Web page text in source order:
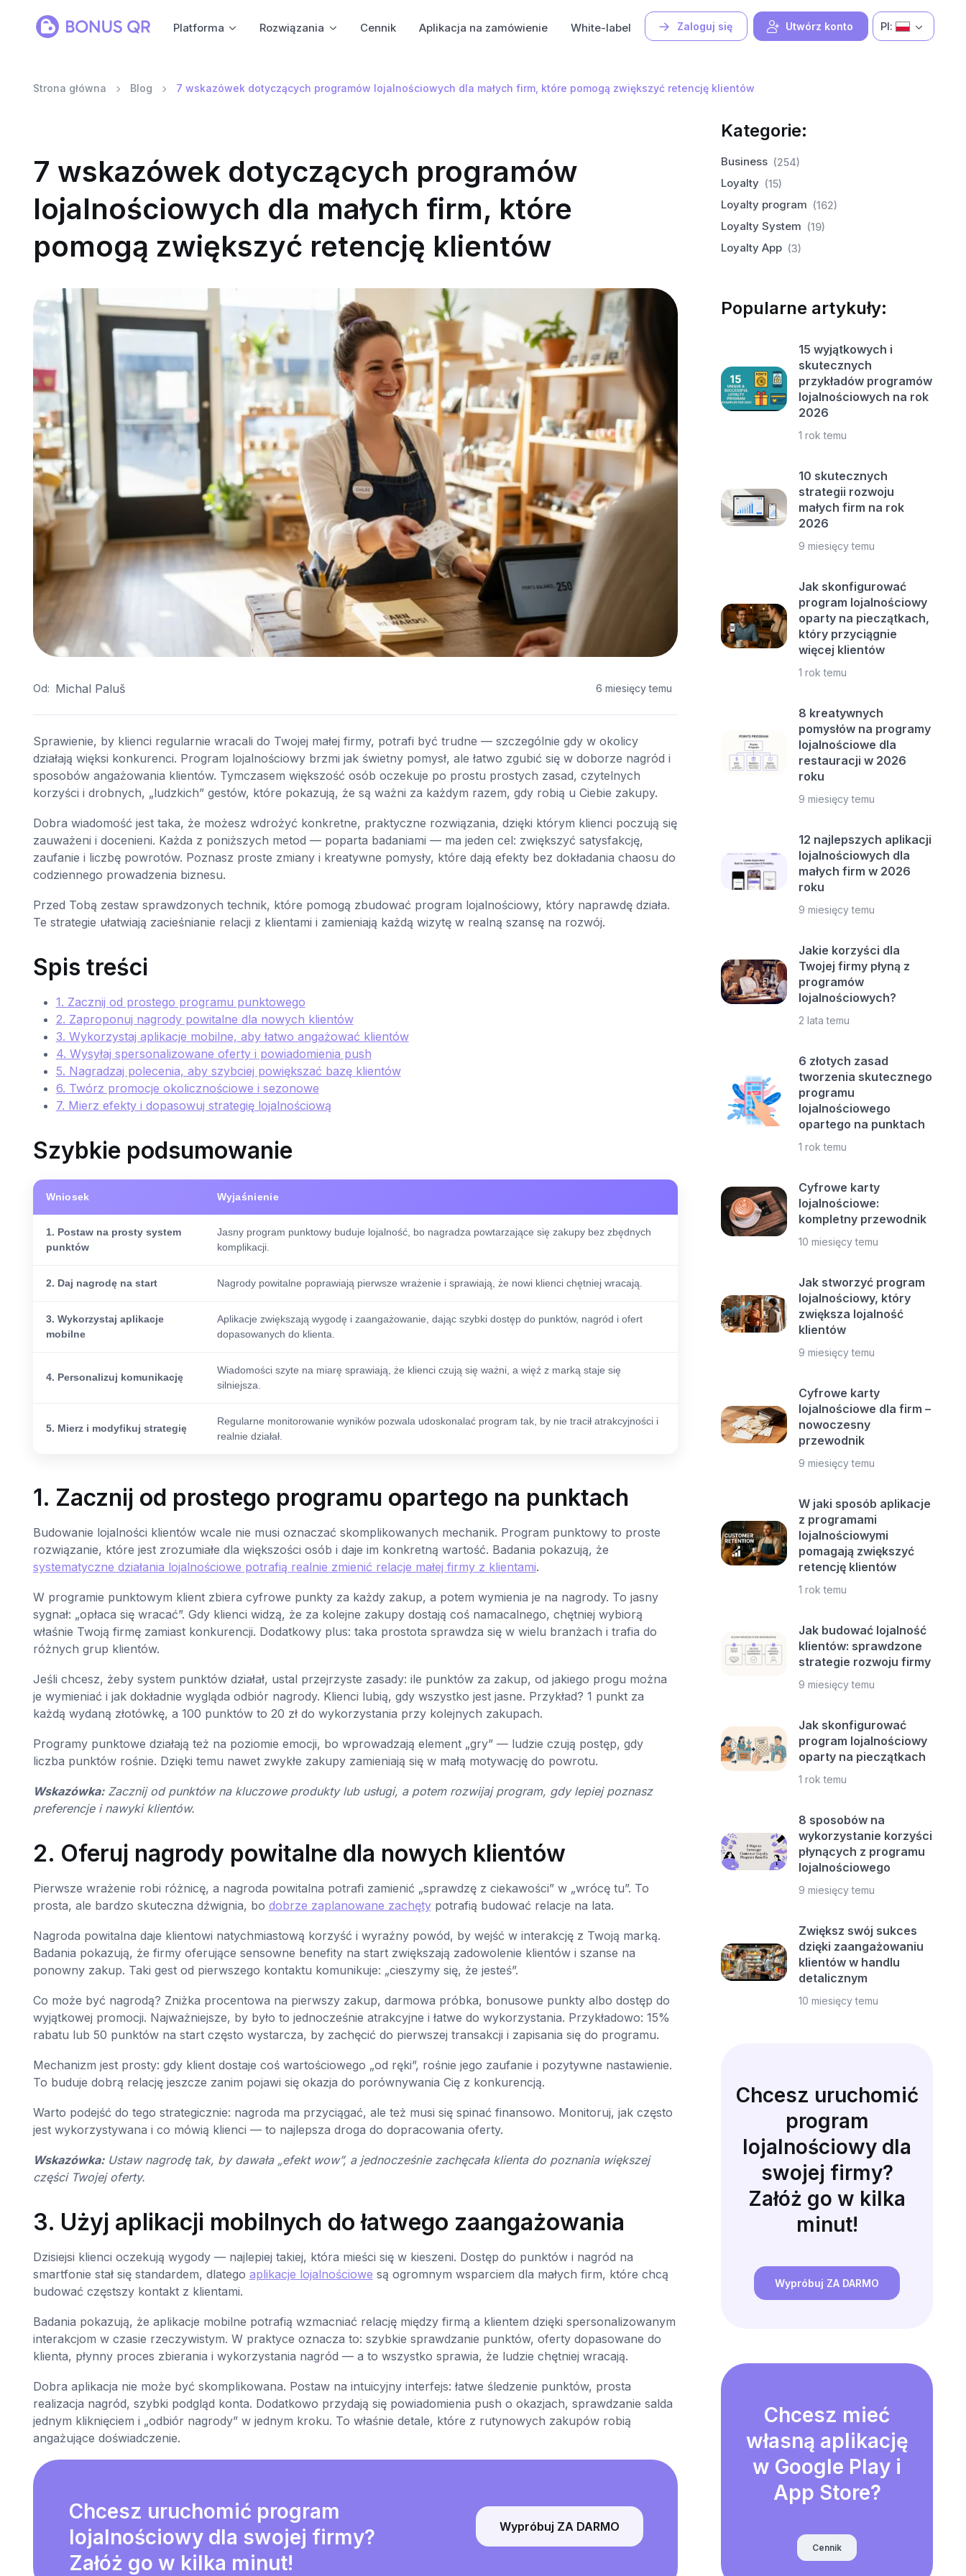
Zaloguj się Utwórz konto
Platforma Rozwiązania Cennik Aplikacja na zamówienie White-label Pl:
Strona główna Blog 7 wskazówek dotyczących programów lojalnościowych dla małych firm, które pomogą zwiększyć retencję klientów
7 wskazówek dotyczących programów
lojalnościowych dla małych firm, które
pomogą zwiększyć retencję klientów
Od: Michal Paluš 6 miesięcy temu
Sprawienie, by klienci regularnie wracali do Twojej małej firmy, potrafi być trudne — szczególnie gdy w okolicy
działają więksi konkurenci. Program lojalnościowy brzmi jak świetny pomysł, ale łatwo zgubić się w doborze nagród i
sposobów angażowania klientów. Tymczasem większość osób oczekuje po prostu prostych zasad, czytelnych
korzyści i drobnych, „ludzkich” gestów, które pokazują, że są ważni za każdym razem, gdy robią u Ciebie zakupy.
Dobra wiadomość jest taka, że możesz wdrożyć konkretne, praktyczne rozwiązania, dzięki którym klienci poczują się
zauważeni i docenieni. Każda z poniższych metod — poparta badaniami — ma jeden cel: zwiększyć satysfakcję,
zaufanie i liczbę powrotów. Poznasz proste zmiany i kreatywne pomysły, które dają efekty bez dokładania chaosu do
codziennego prowadzenia biznesu.
Przed Tobą zestaw sprawdzonych technik, które pomogą zbudować program lojalnościowy, który naprawdę działa.
Te strategie ułatwiają zacieśnianie relacji z klientami i zamieniają każdą wizytę w realną szansę na rozwój.
Spis treści
1. Zacznij od prostego programu punktowego
2. Zaproponuj nagrody powitalne dla nowych klientów
3. Wykorzystaj aplikacje mobilne, aby łatwo angażować klientów
4. Wysyłaj spersonalizowane oferty i powiadomienia push
5. Nagradzaj polecenia, aby szybciej powiększać bazę klientów
6. Twórz promocje okolicznościowe i sezonowe
7. Mierz efekty i dopasowuj strategię lojalnościową
Szybkie podsumowanie
Wniosek Wyjaśnienie
1. Postaw na prosty system
punktów
Jasny program punktowy buduje lojalność, bo nagradza powtarzające się zakupy bez zbędnych
komplikacji.
2. Daj nagrodę na start Nagrody powitalne poprawiają pierwsze wrażenie i sprawiają, że nowi klienci chętniej wracają.
3. Wykorzystaj aplikacje
mobilne
Aplikacje zwiększają wygodę i zaangażowanie, dając szybki dostęp do punktów, nagród i ofert
dopasowanych do klienta.
4. Personalizuj komunikację
Wiadomości szyte na miarę sprawiają, że klienci czują się ważni, a więź z marką staje się
silniejsza.
5. Mierz i modyfikuj strategię
Regularne monitorowanie wyników pozwala udoskonalać program tak, by nie tracił atrakcyjności i
realnie działał.
1. Zacznij od prostego programu opartego na punktach
Budowanie lojalności klientów wcale nie musi oznaczać skomplikowanych mechanik. Program punktowy to proste
rozwiązanie, które jest zrozumiałe dla większości osób i daje im konkretną wartość. Badania pokazują, że
systematyczne działania lojalnościowe potrafią realnie zmienić relacje małej firmy z klientami.
W programie punktowym klient zbiera cyfrowe punkty za każdy zakup, a potem wymienia je na nagrody. To jasny
sygnał: „opłaca się wracać”. Gdy klienci widzą, że za kolejne zakupy dostają coś namacalnego, chętniej wybiorą
właśnie Twoją firmę zamiast konkurencji. Dodatkowy plus: taka prostota sprawdza się w wielu branżach i trafia do
różnych grup klientów.
Jeśli chcesz, żeby system punktów działał, ustal przejrzyste zasady: ile punktów za zakup, od jakiego progu można
je wymieniać i jak dokładnie wygląda odbiór nagrody. Klienci lubią, gdy wszystko jest jasne. Przykład? 1 punkt za
każdą wydaną złotówkę, a 100 punktów to 20 zł do wykorzystania przy kolejnych zakupach.
Programy punktowe działają też na poziomie emocji, bo wprowadzają element „gry” — ludzie czują postęp, gdy
liczba punktów rośnie. Dzięki temu nawet zwykłe zakupy zamieniają się w małą motywację do powrotu.
Wskazówka: Zacznij od punktów na kluczowe produkty lub usługi, a potem rozwijaj program, gdy lepiej poznasz
preferencje i nawyki klientów.
2. Oferuj nagrody powitalne dla nowych klientów
Pierwsze wrażenie robi różnicę, a nagroda powitalna potrafi zamienić „sprawdzę z ciekawości” w „wrócę tu”. To
prosta, ale bardzo skuteczna dźwignia, bo dobrze zaplanowane zachętypotrafią budować relacje na lata.
Nagroda powitalna daje klientowi natychmiastową korzyść i wyraźny powód, by wejść w interakcję z Twoją marką.
Badania pokazują, że firmy oferujące sensowne benefity na start zwiększają zadowolenie klientów i szanse na
ponowny zakup. Taki gest od pierwszego kontaktu komunikuje: „cieszymy się, że jesteś”.
Co może być nagrodą? Zniżka procentowa na pierwszy zakup, darmowa próbka, bonusowe punkty albo dostęp do
wyjątkowej promocji. Najważniejsze, by było to jednocześnie atrakcyjne i łatwe do wykorzystania. Przykładowo: 15%
rabatu lub 50 punktów na start często wystarcza, by zachęcić do pierwszej transakcji i zapisania się do programu.
Mechanizm jest prosty: gdy klient dostaje coś wartościowego „od ręki”, rośnie jego zaufanie i pozytywne nastawienie.
To buduje dobrą relację jeszcze zanim pojawi się okazja do porównywania Cię z konkurencją.
Warto podejść do tego strategicznie: nagroda ma przyciągać, ale też musi się spinać finansowo. Monitoruj, jak często
jest wykorzystywana i co mówią klienci — to najlepsza droga do dopracowania oferty.
Wskazówka: Ustaw nagrodę tak, by dawała „efekt wow”, a jednocześnie zachęcała klienta do poznania większej
części Twojej oferty.
3. Użyj aplikacji mobilnych do łatwego zaangażowania
Dzisiejsi klienci oczekują wygody — najlepiej takiej, która mieści się w kieszeni. Dostęp do punktów i nagród na
smartfonie stał się standardem, dlatego aplikacje lojalnościowe są ogromnym wsparciem dla małych firm, które chcą
budować częstszy kontakt z klientami.
Badania pokazują, że aplikacje mobilne potrafią wzmacniać relację między firmą a klientem dzięki spersonalizowanym
interakcjom w czasie rzeczywistym. W praktyce oznacza to: szybkie sprawdzanie punktów, oferty dopasowane do
klienta, płynny proces zbierania i wykorzystania nagród — a to wszystko sprawia, że ludzie chętniej wracają.
Dobra aplikacja nie może być skomplikowana. Postaw na intuicyjny interfejs: łatwe śledzenie punktów, prosta
realizacja nagród, szybki podgląd konta. Dodatkowo przydają się powiadomienia push o okazjach, sprawdzanie salda
jednym kliknięciem i „odbiór nagrody” w jednym kroku. To właśnie detale, które z rutynowych zakupów robią
angażujące doświadczenie.
Chcesz uruchomić program
lojalnościowy dla swojej firmy?
Załóż go w kilka minut!
Wypróbuj ZA DARMO
Kategorie:
Business (254)
Loyalty (15)
Loyalty program (162)
Loyalty System (19)
Loyalty App (3)
Popularne artykuły:
15 wyjątkowych i
skutecznych
przykładów programów
lojalnościowych na rok
2026
1 rok temu
10 skutecznych
strategii rozwoju
małych firm na rok
2026
9 miesięcy temu
Jak skonfigurować
program lojalnościowy
oparty na pieczątkach,
który przyciągnie
więcej klientów
1 rok temu
8 kreatywnych
pomysłów na programy
lojalnościowe dla
restauracji w 2026
roku
9 miesięcy temu
12 najlepszych aplikacji
lojalnościowych dla
małych firm w 2026
roku
9 miesięcy temu
Jakie korzyści dla
Twojej firmy płyną z
programów
lojalnościowych?
2 lata temu
6 złotych zasad
tworzenia skutecznego
programu
lojalnościowego
opartego na punktach
1 rok temu
Cyfrowe karty
lojalnościowe:
kompletny przewodnik
10 miesięcy temu
Jak stworzyć program
lojalnościowy, który
zwiększa lojalność
klientów
9 miesięcy temu
Cyfrowe karty
lojalnościowe dla firm –
nowoczesny
przewodnik
9 miesięcy temu
W jaki sposób aplikacje
z programami
lojalnościowymi
pomagają zwiększyć
retencję klientów
1 rok temu
Jak budować lojalność
klientów: sprawdzone
strategie rozwoju firmy
9 miesięcy temu
Jak skonfigurować
program lojalnościowy
oparty na pieczątkach
1 rok temu
8 sposobów na
wykorzystanie korzyści
płynących z programu
lojalnościowego
9 miesięcy temu
Zwiększ swój sukces
dzięki zaangażowaniu
klientów w handlu
detalicznym
10 miesięcy temu
Chcesz uruchomić
program
lojalnościowy dla
swojej firmy?
Załóż go w kilka
minut!
Wypróbuj ZA DARMO
Chcesz mieć
własną aplikację
w Google Play i
App Store?
Cennik